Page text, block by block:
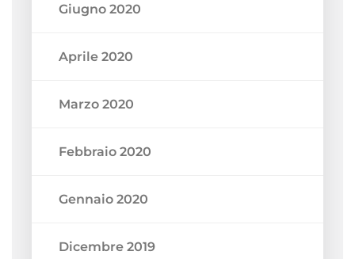
Giugno 2020
Aprile 2020
Marzo 2020
Febbraio 2020
Gennaio 2020
Dicembre 2019